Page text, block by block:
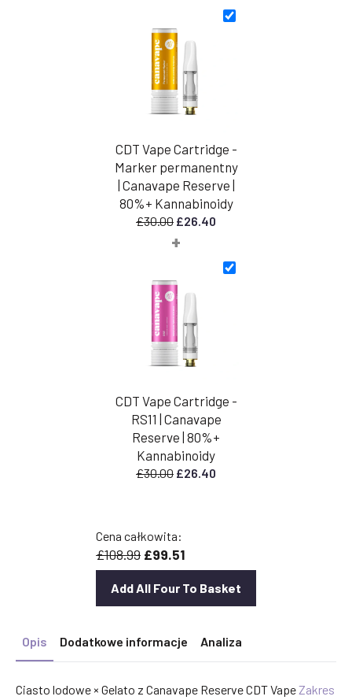
£16.71.
CDT Vape Cartridge -
Marker permanentny
| Canavape Reserve |
80%+ Kannabinoidy
£30.00 Pierwotna
cena
£26.40
£26.40.
+
CDT Vape Cartridge -
RS11 | Canavape
Reserve | 80%+
Kannabinoidy
£30.00 Pierwotna
£26.40
Cena całkowita:
£108.99 £99.51
Add All Four To Basket
Opis Dodatkowe informacje Analiza
Ciasto lodowe × Gelato z Canavape Reserve CDT VapeZakres